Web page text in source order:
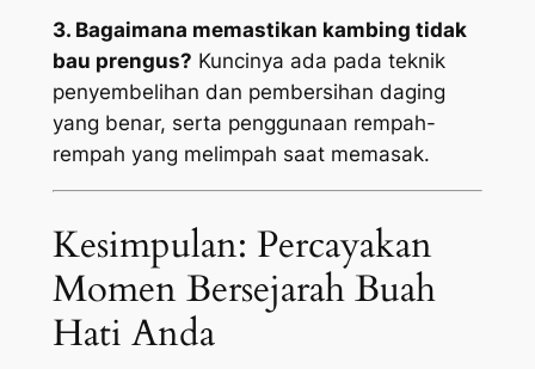
3. Bagaimana memastikan kambing tidak
bau prengus? Kuncinya ada pada teknik
penyembelihan dan pembersihan daging
yang benar, serta penggunaan rempah-
rempah yang melimpah saat memasak.
Kesimpulan: Percayakan
Momen Bersejarah Buah
Hati Anda